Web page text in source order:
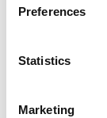
Preferences
Statistics
Marketing
Unser
Für die